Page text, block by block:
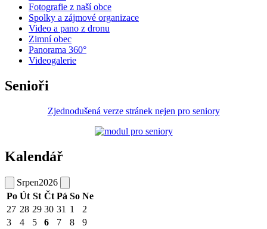
Fotografie z naší obce
Spolky a zájmové organizace
Video a pano z dronu
Zimní obec
Panorama 360°
Videogalerie
Senioři
Zjednodušená verze stránek nejen pro seniory
Kalendář
Srpen2026
Po Út St Čt Pá So Ne
27 28 29 30 31 1
2
3
4 5 6 7 8
9